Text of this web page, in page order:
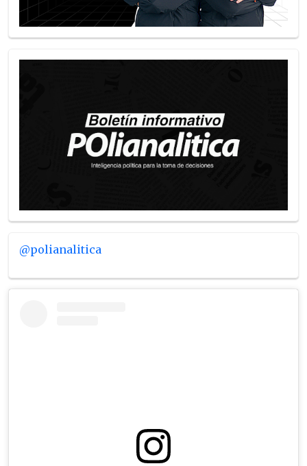
@polianalitica